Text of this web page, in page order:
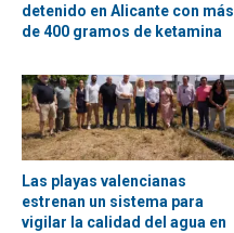
detenido en Alicante con más
de 400 gramos de ketamina
Las playas valencianas
estrenan un sistema para
vigilar la calidad del agua en